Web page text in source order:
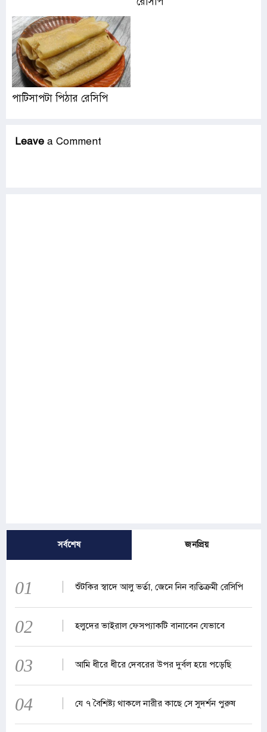
পাটিসাপটা পিঠার রেসিপি
Leave a Comment
সর্বশেষ জনপ্রিয়
01 শুঁটকির স্বাদে আলু ভর্তা, জেনে নিন ব্যতিক্রমী রেসিপি
02 হলুদের ভাইরাল ফেসপ্যাকটি বানাবেন যেভাবে
03 আমি ধীরে ধীরে দেবরের উপর দুর্বল হয়ে পড়েছি
04 যে ৭ বৈশিষ্ট্য থাকলে নারীর কাছে সে সুদর্শন পুরুষ